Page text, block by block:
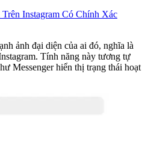
Instagram Có Chính Xác
ảnh đại diện của ai đó, nghĩa là
Tính năng này tương tự
Messenger hiển thị trạng thái hoạt